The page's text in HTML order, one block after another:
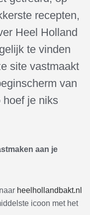
recepten,
Heel Holland
te vinden
site vastmaakt
van
hoef je niks
aan je
heelhollandbakt.nl
icoon met het